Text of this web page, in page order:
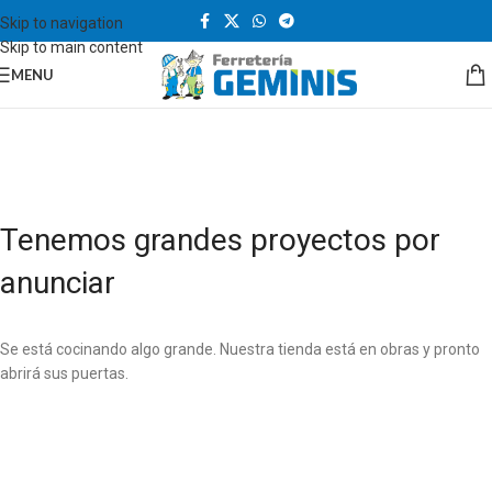
Skip to navigation
Skip to main content
MENU
Tenemos grandes proyectos por
anunciar
Se está cocinando algo grande. Nuestra tienda está en obras y pronto
abrirá sus puertas.